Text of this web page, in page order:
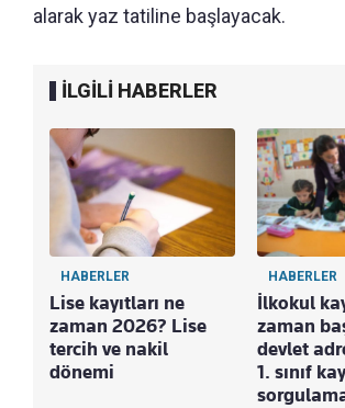
alarak yaz tatiline başlayacak.
İLGİLİ HABERLER
HABERLER
Lise kayıtları ne
zaman 2026? Lise
tercih ve nakil
dönemi
HABERLER
İlkokul
zaman
devlet
1. sınıf